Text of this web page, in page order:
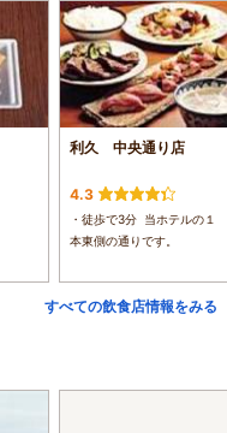
利久 中央通り店
4.3
・徒歩で3分 当ホテルの１
本東側の通りです。
すべての飲食店情報をみる